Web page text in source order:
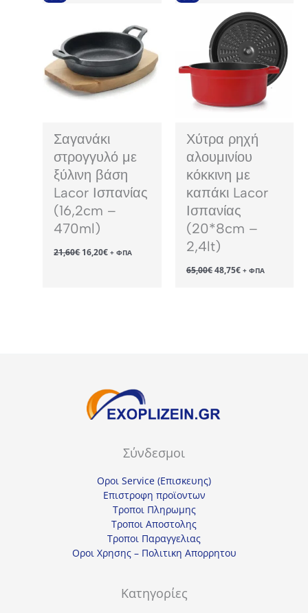
Σαγανάκι
στρογγυλό με
ξύλινη βάση
Lacor Ισπανίας
(16,2cm –
470ml)
21,60€ Original
price
16,20€Η+ ΦΠΑ
Χύτρα ρηχή
αλουμινίου
κόκκινη με
καπάκι Lacor
Ισπανίας
(20*8cm –
2,4lt)
65,00€ Original
price
48,75€Η+ ΦΠΑ
Σύνδεσμοι
Οροι Service (Επισκευης)
Επιστροφη προϊοντων
Τροποι Πληρωμης
Τροποι Αποστολης
Τροποι Παραγγελιας
Οροι Χρησης – Πολιτικη Απορρητου
Κατηγορίες